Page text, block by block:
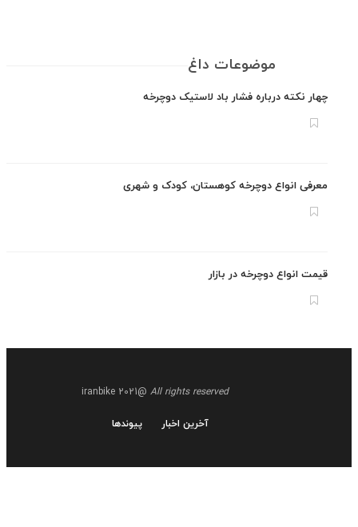
موضوعات داغ
نکته درباره فشار باد لاستیک دوچرخه
انواع دوچرخه کوهستان، کودک و شهری
انواع دوچرخه در بازار
All rights reserved
@iranbike 2021
پیوندها آخرین اخبار